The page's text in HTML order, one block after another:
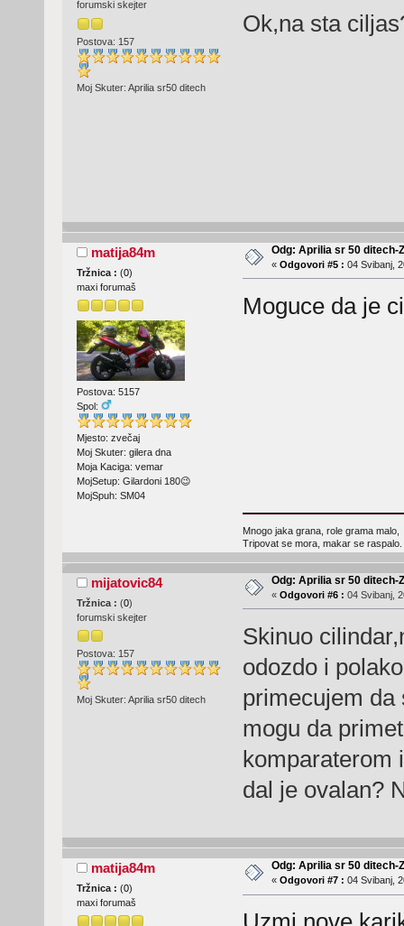
forumski skejter
Postova: 157
Moj Skuter: Aprilia sr50 ditech
Ok,na sta
matija84m
Tržnica : (0)
maxi forumaš
Postova: 5157
Spol:
Mjesto: zvečaj
Moj Skuter: gilera dna
Moja Kaciga: vemar
MojSetup: Gilardoni 180😉
MojSpuh: SM04
Odg: Aprilia sr 50 ditech-
« Odgovori #5 : 04 Svibanj,
Moguce da je
Mnogo jaka grana, role grama malo,
Tripovat se mora, makar se raspalo.
mijatovic84
Tržnica : (0)
forumski skejter
Postova: 157
Moj Skuter: Aprilia sr50 ditech
Odg: Aprilia sr 50 ditech-
« Odgovori #6 : 04 Svibanj,
Skinuo
odozdo i
primecujem da
mogu da
komparaterom
dal je ovalan?
matija84m
Tržnica : (0)
maxi forumaš
Odg: Aprilia sr 50 ditech-
« Odgovori #7 : 04 Svibanj,